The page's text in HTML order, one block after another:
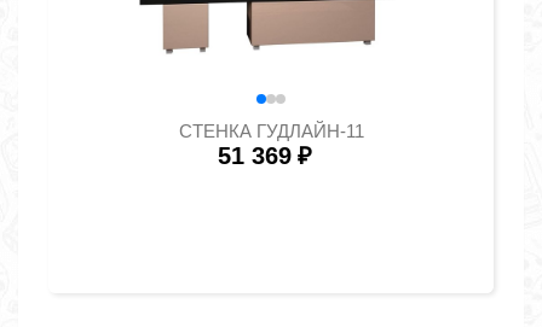
СТЕНКА ГУДЛАЙН-11
51 369 ₽